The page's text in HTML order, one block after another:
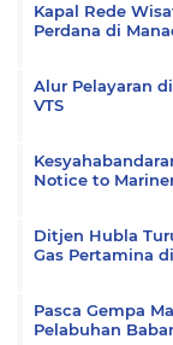
Kapal Rede
Perdana di
Alur Pelayaran
VTS
Notice to
Ditjen Hubla
Gas Pertamina
Pasca Gempa
Pelabuhan